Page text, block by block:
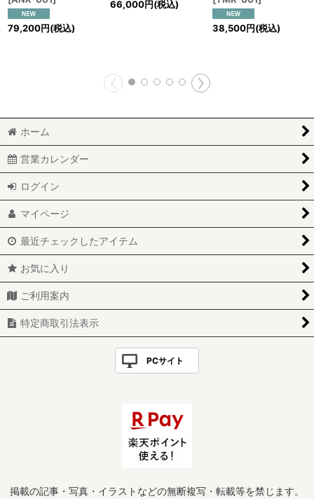
79,200円(税込)
66,000円(税込)
38,500円(税込)
ホーム
営業カレンダー
ログイン
マイページ
最近チェックしたアイテム
お気に入り
ご利用案内
特定商取引法表示
PCサイト
掲載の記事・写真・イラストなどの無断複写・転載等を禁じます。